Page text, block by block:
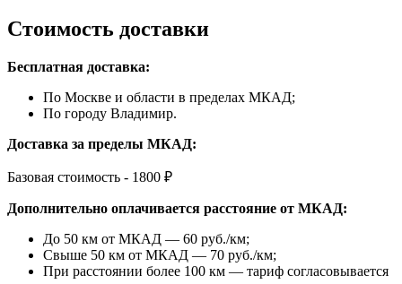
Стоимость доставки
Бесплатная доставка:
По Москве и области в пределах МКАД;
По городу Владимир.
Доставка за пределы МКАД:
Базовая стоимость - 1800 ₽
Дополнительно оплачивается расстояние от МКАД:
До 50 км от МКАД — 60 руб./км;
Свыше 50 км от МКАД — 70 руб./км;
При расстоянии более 100 км — тариф согласовывается